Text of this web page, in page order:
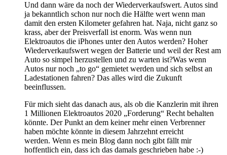
Und dann wäre da noch der Wiederverkaufswert. Autos sind
ja bekanntlich schon nur noch die Hälfte wert wenn man
damit den ersten Kilometer gefahren hat. Naja, nicht ganz so
krass, aber der Preisverfall ist enorm. Was wenn nun
Elektroautos die iPhones unter den Autos werden? Hoher
Wiederverkaufswert wegen der Batterie und weil der Rest am
Auto so simpel herzustellen und zu warten ist?Was wenn
Autos nur noch „to go“ gemietet werden und sich selbst an
Ladestationen fahren? Das alles wird die Zukunft
beeinflussen.
Für mich sieht das danach aus, als ob die Kanzlerin mit ihren
1 Millionen Elektroautos 2020 „Forderung“ Recht behalten
könnte. Der Punkt an dem keiner mehr einen Verbrenner
haben möchte könnte in diesem Jahrzehnt erreicht
werden. Wenn es mein Blog dann noch gibt fällt mir
hoffentlich ein, dass ich das damals geschrieben habe :-)